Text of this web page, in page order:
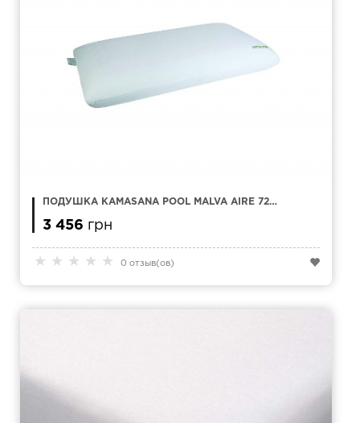
★ ★ ★ ★ ★ 0 отзыв(ов)
ПОДУШКА KAMASANA POOL MALVA AIRE 72 Х
3 456 грн